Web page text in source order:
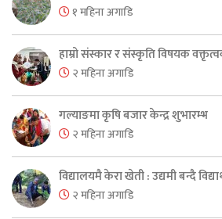
१ महिना अगाडि
हाम्रो संस्कार र संस्कृति विषयक
२ महिना अगाडि
गल्याङमा कृषि बजार केन्द्र शुभारम्भ
२ महिना अगाडि
विद्यालयमै केरा खेती : उद्यमी बन्दै
२ महिना अगाडि